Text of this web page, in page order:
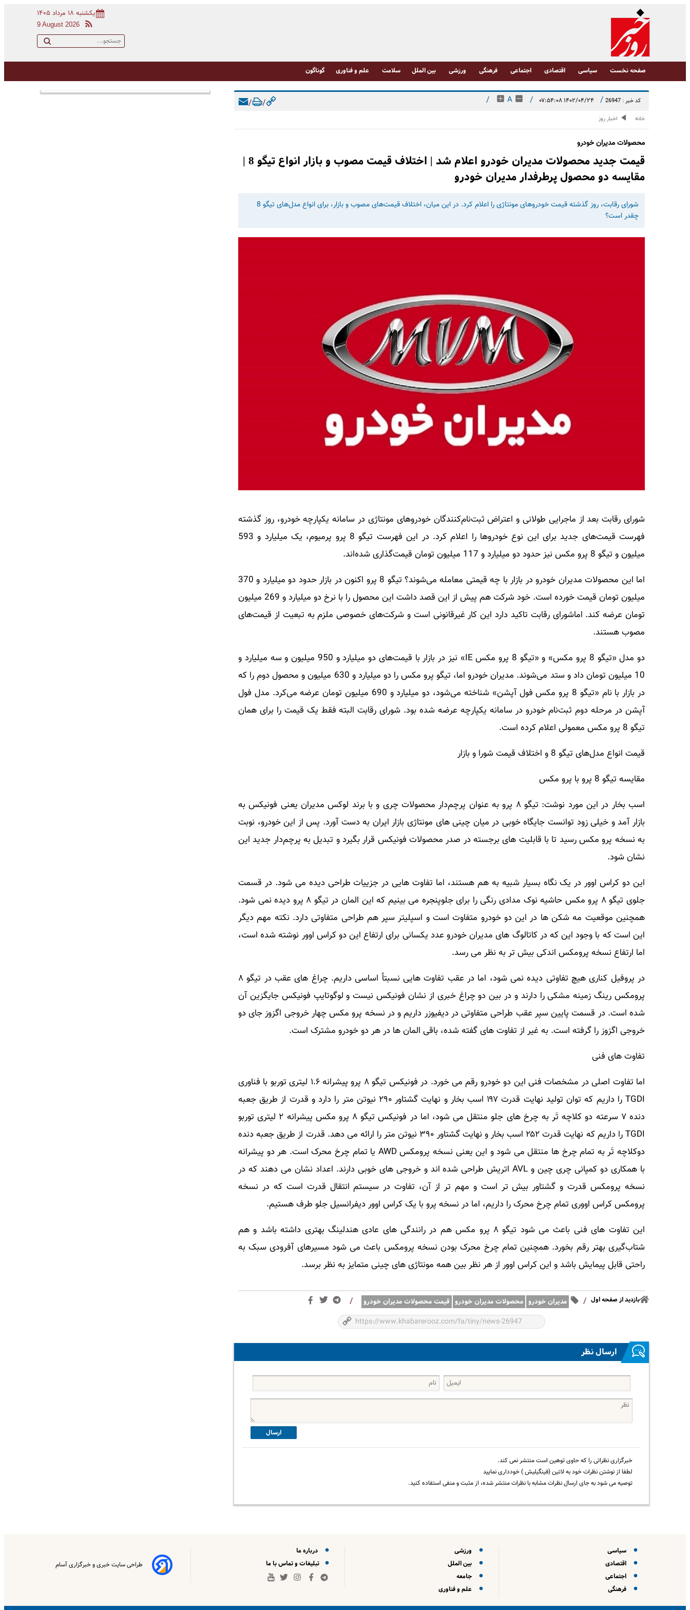
یکشنبه ۱۸ مرداد ۱۴۰۵
9 August 2026
صفحه نخست سیاسی اقتصادی اجتماعی فرهنگی ورزشی بین الملل سلامت علم و فناوری گوناگون
کد خبر : 26947 / ۱۴۰۲/۰۴/۲۴ ۰۷:۵۴:۰۸ /
A
/
/
/
خانه اخبار روز
محصولات مدیران خودرو
قیمت جدید محصولات مدیران خودرو اعلام شد | اختلاف قیمت مصوب و بازار انواع تیگو 8 |
مقایسه دو محصول پرطرفدار مدیران خودرو
شورای رقابت، روز گذشته قیمت خودروهای مونتاژی را اعلام کرد. در این میان، اختلاف قیمت‌های مصوب و بازار، برای انواع مدل‌های تیگو 8
چقدر است؟
شورای رقابت بعد از ماجرایی طولانی و اعتراض ثبت‌نام‌کنندگان خودروهای مونتاژی در سامانه یکپارچه خودرو، روز گذشته
فهرست قیمت‌های جدید برای این نوع خودروها را اعلام کرد. در این فهرست تیگو 8 پرو پرمیوم، یک میلیارد و 593
میلیون و تیگو 8 پرو مکس نیز حدود دو میلیارد و 117 میلیون تومان قیمت‌گذاری شده‌اند.
اما این محصولات مدیران خودرو در بازار با چه قیمتی معامله می‌شوند؟ تیگو 8 پرو اکنون در بازار حدود دو میلیارد و 370
میلیون تومان قیمت خورده است. خود شرکت هم پیش از این قصد داشت این محصول را با نرخ دو میلیارد و 269 میلیون
تومان عرضه کند. اماشورای رقابت تاکید دارد این کار غیرقانونی است و شرکت‌های خصوصی ملزم به تبعیت از قیمت‌های
مصوب هستند.
دو مدل «تیگو 8 پرو مکس» و «تیگو 8 پرو مکس IE» نیز در بازار با قیمت‌های دو میلیارد و 950 میلیون و سه میلیارد و
10 میلیون تومان داد و ستد می‌شوند. مدیران خودرو اما، تیگو پرو مکس را دو میلیارد و 630 میلیون و محصول دوم را که
در بازار با نام «تیگو 8 پرو مکس فول آپشن» شناخته می‌شود، دو میلیارد و 690 میلیون تومان عرضه می‌کرد. مدل فول
آپشن در مرحله دوم ثبت‌نام خودرو در سامانه یکپارچه عرضه شده بود. شورای رقابت البته فقط یک قیمت را برای همان
تیگو 8 پرو مکس معمولی اعلام کرده است.
قیمت انواع مدل‌های تیگو 8 و اختلاف قیمت شورا و بازار
مقایسه تیگو 8 پرو با پرو مکس
اسب بخار در این مورد نوشت: تیگو ۸ پرو به عنوان پرچم‌دار محصولات چری و با برند لوکس مدیران یعنی فونیکس به
بازار آمد و خیلی زود توانست جایگاه خوبی در میان چینی های مونتاژی بازار ایران به دست آورد. پس از این خودرو، نوبت
به نسخه پرو مکس رسید تا با قابلیت های برجسته در صدر محصولات فونیکس قرار بگیرد و تبدیل به پرچم‌دار جدید این
نشان شود.
این دو کراس اوور در یک نگاه بسیار شبیه به هم هستند، اما تفاوت هایی در جزییات طراحی دیده می شود. در قسمت
جلوی تیگو ۸ پرو مکس حاشیه نوک مدادی رنگی را برای جلوپنجره می بینیم که این المان در تیگو ۸ پرو دیده نمی شود.
همچنین موقعیت مه شکن ها در این دو خودرو متفاوت است و اسپلیتر سپر هم طراحی متفاوتی دارد. نکته مهم دیگر
این است که با وجود این که در کاتالوگ های مدیران خودرو عدد یکسانی برای ارتفاع این دو کراس اوور نوشته شده است،
اما ارتفاع نسخه پرومکس اندکی بیش تر به نظر می رسد.
در پروفیل کناری هیچ تفاوتی دیده نمی شود، اما در عقب تفاوت هایی نسبتاً اساسی داریم. چراغ های عقب در تیگو ۸
پرومکس رینگ زمینه مشکی را دارند و در بین دو چراغ خبری از نشان فونیکس نیست و لوگوتایپ فونیکس جایگزین آن
شده است. در قسمت پایین سپر عقب طراحی متفاوتی در دیفیوزر داریم و در نسخه پرو مکس چهار خروجی اگزوز جای دو
خروجی اگزوز را گرفته است. به غیر از تفاوت های گفته شده، باقی المان ها در هر دو خودرو مشترک است.
تفاوت های فنی
اما تفاوت اصلی در مشخصات فنی این دو خودرو رقم می خورد. در فونیکس تیگو ۸ پرو پیشرانه ۱.۶ لیتری توربو با فناوری
TGDI را داریم که توان تولید نهایت قدرت ۱۹۷ اسب بخار و نهایت گشتاور ۲۹۰ نیوتن متر را دارد و قدرت از طریق جعبه
دنده ۷ سرعته دو کلاچه تَر به چرخ های جلو منتقل می شود، اما در فونیکس تیگو ۸ پرو مکس پیشرانه ۲ لیتری توربو
TGDI را داریم که نهایت قدرت ۲۵۲ اسب بخار و نهایت گشتاور ۳۹۰ نیوتن متر را ارائه می دهد. قدرت از طریق جعبه دنده
دوکلاچه تَر به تمام چرخ ها منتقل می شود و این یعنی نسخه پرومکس AWD یا تمام چرخ محرک است. هر دو پیشرانه
با همکاری دو کمپانی چری چین و AVL اتریش طراحی شده اند و خروجی های خوبی دارند. اعداد نشان می دهند که در
نسخه پرومکس قدرت و گشتاور بیش تر است و مهم تر از آن، تفاوت در سیستم انتقال قدرت است که در نسخه
پرومکس کراس اووری تمام چرخ محرک را داریم، اما در نسخه پرو با یک کراس اوور دیفرانسیل جلو طرف هستیم.
این تفاوت های فنی باعث می شود تیگو ۸ پرو مکس هم در رانندگی های عادی هندلینگ بهتری داشته باشد و هم
شتاب‌گیری بهتر رقم بخورد. همچنین تمام چرخ محرک بودن نسخه پرومکس باعث می شود مسیرهای آفرودی سبک به
راحتی قابل پیمایش باشد و این کراس اوور از هر نظر بین همه مونتاژی های چینی متمایز به نظر برسد.
بازدید از صفحه اول / مدیران خودرو محصولات مدیران خودرو قیمت محصولات مدیران خودرو /
ارسال نظر
ارسال
خبرگزاری نظراتی را که حاوی توهین است منتشر نمی کند.
لطفا از نوشتن نظرات خود به لاتین (فینگیلیش ) خودداری نمایید
توصیه می شود به جای ارسال نظرات مشابه با نظرات منتشر شده، از مثبت و منفی استفاده کنید.
سیاسی
اقتصادی
اجتماعی
فرهنگی
ورزشی
بین الملل
جامعه
علم و فناوری
درباره ما
تبلیغات و تماس با ما
طراحی سایت خبری و خبرگزاری آسام